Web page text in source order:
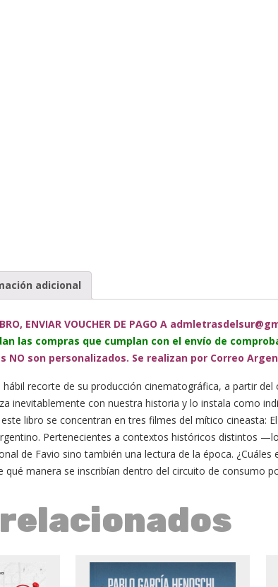
adicional
ENVIAR VOUCHER DE PAGO A
las compras que cumplan con el envío de
NO son personalizados. Se realizan por Correo
hábil recorte de su producción cinematográfica, a partir
inevitablemente con nuestra historia y lo instala como
libro se concentran en tres filmes del mítico cineasta:
Pertenecientes a contextos históricos distintos
de Favio sino también una lectura de la época.
qué manera se inscribían dentro del circuito de consumo